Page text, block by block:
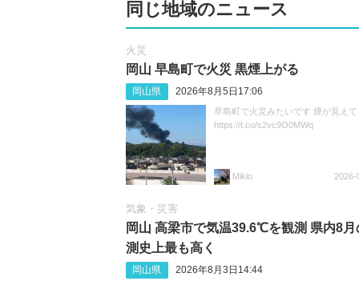
同じ地域のニュース
火災
岡山 早島町で火災 黒煙上がる
岡山県 2026年8月5日17:06
早島町で火災みたいです 煙が見えて
https://t.co/s2vc9O0MWq
Mikio 2026-
気象・災害
岡山 高梁市で気温39.6℃を観測 県内8月
測史上最も高く
岡山県 2026年8月3日14:44